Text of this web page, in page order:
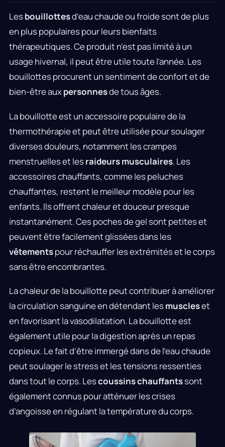
Lesbouillottesd’eau chaude ou froide sont de plus
en plus populaires pour leurs bienfaits
thérapeutiques. Ce produit n’est pas limité à un
usage hivernal, il peut être utile toute l’année. Les
bouillottes procurent un sentiment de confort et de
bien-être auxpersonnesde tous âges.
La bouillotte est un accessoire populaire de la
thermothérapie et peut être utilisée pour soulager
diverses douleurs, notamment les crampes
menstruelles et lesraideurs musculaires. Les
accessoires chauffants, comme les peluches
chauffantes, restent le meilleur modèle pour les
enfants. Ils offrent chaleur et douceur presque
instantanément. Ces poches de gel sont petites et
peuvent être facilement glissées dans les
vêtementspour réchauffer les extrémités et le corps
sans être encombrantes.
La chaleur de la bouillotte peut contribuer à améliorer
la circulation sanguine en détendant lesmuscleset
en favorisant la vasodilatation. La bouillotte est
également utile pour la digestion après un repas
copieux. Le fait d’être immergé dans de l’eau chaude
peut soulager le stress et les tensions ressenties
dans tout le corps. Lescoussins chauffantssont
également connus pour atténuer les crises
d’angoisse en régulant la température du corps.